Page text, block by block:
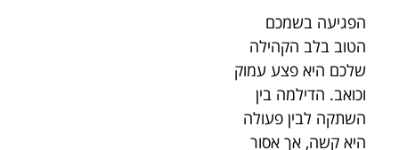
הפגיעה בשמכם
הטוב בלב הקהילה
שלכם היא פצע עמוק
וכואב. הדילמה בין
השתקה לבין פעולה
היא קשה, אך אסור